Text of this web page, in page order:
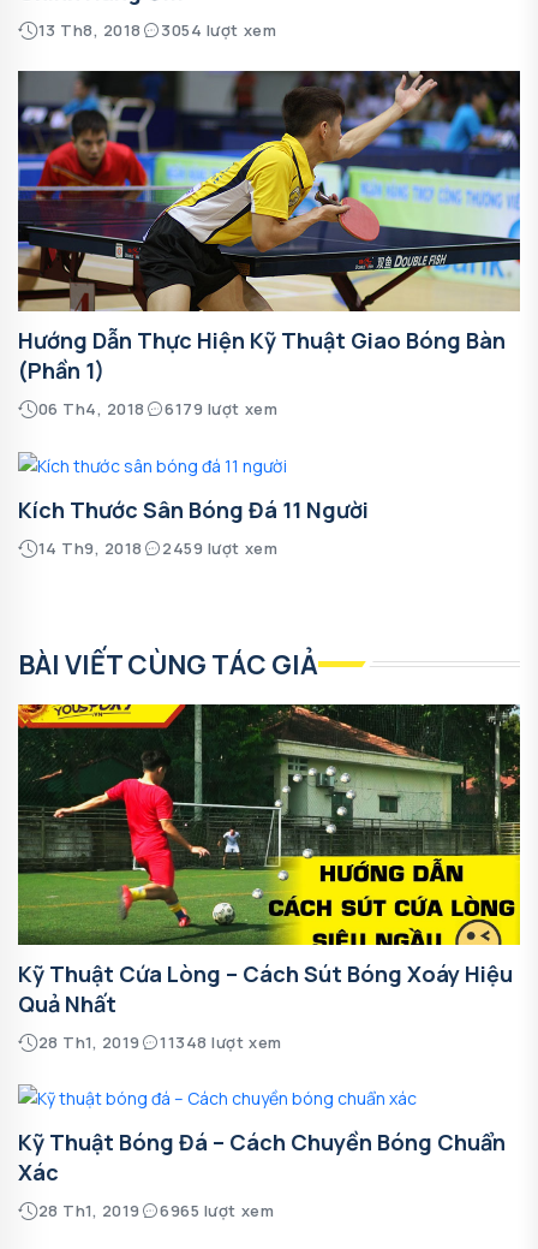
13 Th8, 2018 3054 lượt xem
Hướng Dẫn Thực Hiện Kỹ Thuật Giao Bóng Bàn
(phần 1)
06 Th4, 2018 6179 lượt xem
Kích Thước Sân Bóng Đá 11 Người
14 Th9, 2018 2459 lượt xem
BÀI VIẾT CÙNG TÁC GIẢ
Kỹ Thuật Cứa Lòng – Cách Sút Bóng Xoáy Hiệu
Quả Nhất
28 Th1, 2019 11348 lượt xem
Kỹ Thuật Bóng Đá – Cách Chuyền Bóng Chuẩn
Xác
28 Th1, 2019 6965 lượt xem